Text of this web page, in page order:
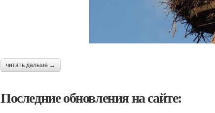
читать дальше →
Последние обновления на сайте: